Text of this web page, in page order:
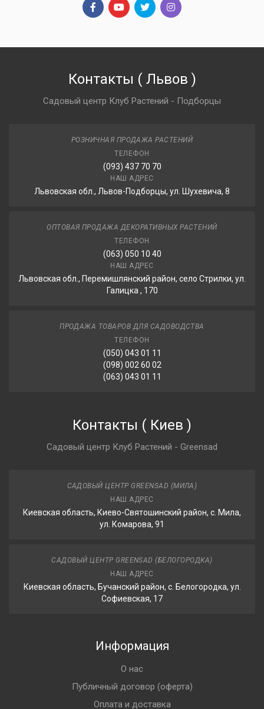
Контакты ( Львов )
Садовый центр Клуб Растений - Подборцы
РОЗНИЧНАЯ ПРОДАЖА РАСТЕНИЙ
ТЕЛЕФОН
(093) 437 70 70
НАШ АДРЕС
Львовская обл., Львов-Подборцы, ул. Шухевича, 8
ОПТОВАЯ ПРОДАЖА ДЕКОРАТИВНЫХ РАСТЕНИЙ
ТЕЛЕФОН
(063) 050 10 40
НАШ АДРЕС
Львовская обл., Перемишлянский район, село Стрилки, ул.
Галицка , 170
ПРОДАЖА ТОВАРОВ ДЛЯ САДОВОДСТВА
ТЕЛЕФОН
(050) 043 01 11
(098) 002 60 02
(063) 043 01 11
Контакты ( Киев )
Садовый центр Клуб Растений - Greensad
САДОВЫЙ ЦЕНТР GREENSAD (МИЛА)
НАШ АДРЕС
Киевская область, Киево-Святошинский район, с. Мила,
ул. Комарова, 91
САДОВЫЙ ЦЕНТР GREENSAD (БЕЛОГОРОДКА)
НАШ АДРЕС
Киевская область, Бучанский район, с. Белогородка, ул.
Софиевская, 17
Информация
О нас
Публичный договор (оферта)
Оплата и доставка